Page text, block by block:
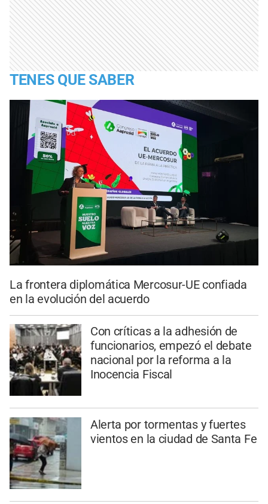
TENES QUE SABER
La frontera diplomática Mercosur-UE confiada
en la evolución del acuerdo
Con críticas a la adhesión de
funcionarios, empezó el debate
nacional por la reforma a la
Inocencia Fiscal
Alerta por tormentas y fuertes
vientos en la ciudad de Santa Fe